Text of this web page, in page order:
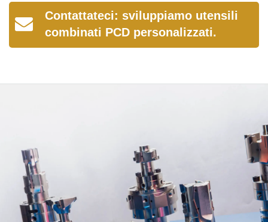
Contattateci: sviluppiamo utensili
combinati PCD personalizzati.